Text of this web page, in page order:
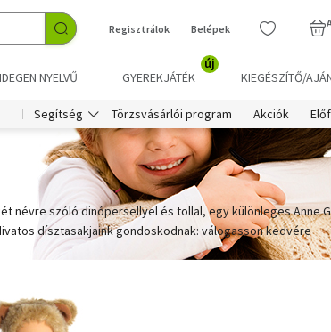
Regisztrálok Belépek
IDEGEN NYELVŰ GYEREKJÁTÉK
új
KIEGÉSZÍTŐ/
Segítség Törzsvásárlói program Akciók
névre szóló dinópersellyel és tollal, egy különleges Anne
dísztasakjaink gondoskodnak: válogasson kedvére